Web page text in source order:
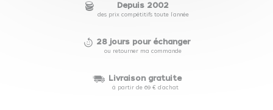
Depuis 2002
des prix compétitifs toute l'année
28 jours pour échanger
ou retourner ma commande
Livraison gratuite
à partir de 69 € d'achat